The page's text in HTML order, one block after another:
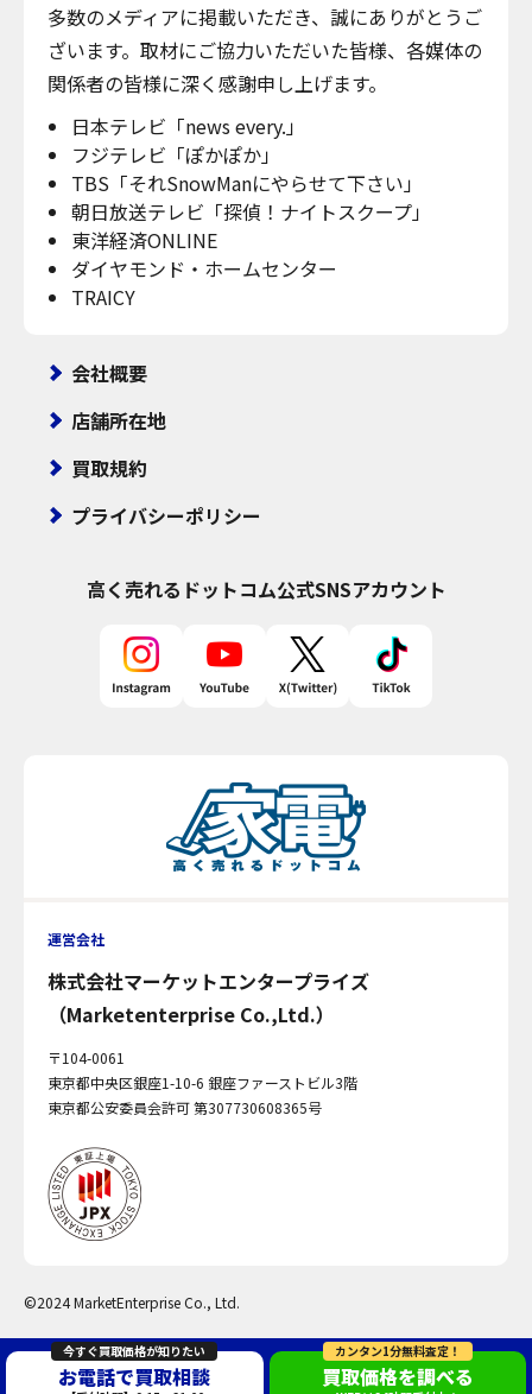
今すぐ買取価格が知りたい
お電話で買取相談
カンタン1分無料査定！
買取価格を調べる
多数のメディアに掲載いただき、誠にありがとうご
ざいます。取材にご協力いただいた皆様、各媒体の
関係者の皆様に深く感謝申し上げます。
日本テレビ「news every.」
フジテレビ「ぽかぽか」
TBS「それSnowManにやらせて下さい」
朝日放送テレビ「探偵！ナイトスクープ」
東洋経済ONLINE
ダイヤモンド・ホームセンター
TRAICY
会社概要
店舗所在地
買取規約
プライバシーポリシー
高く売れるドットコム公式SNSアカウント
運営会社
株式会社マーケットエンタープライズ
（Marketenterprise Co.,Ltd.）
〒104-0061
東京都中央区銀座1-10-6 銀座ファーストビル3階
東京都公安委員会許可 第307730608365号
©2024 MarketEnterprise Co., Ltd.